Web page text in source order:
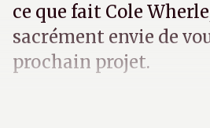
ce que fait Cole
sacrément envie de
prochain projet.